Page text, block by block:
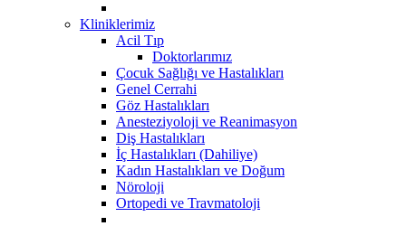
Kliniklerimiz
Acil Tıp
Doktorlarımız
Çocuk Sağlığı ve Hastalıkları
Genel Cerrahi
Göz Hastalıkları
Anesteziyoloji ve Reanimasyon
Diş Hastalıkları
İç Hastalıkları (Dahiliye)
Kadın Hastalıkları ve Doğum
Nöroloji
Ortopedi ve Travmatoloji